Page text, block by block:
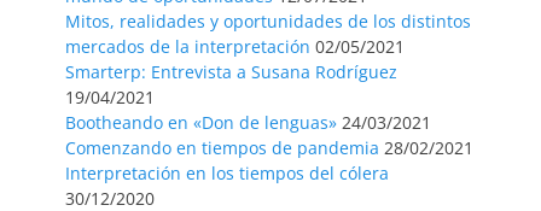
Mitos, realidades y oportunidades de los distintos
mercados de la interpretación 02/05/2021
Smarterp: Entrevista a Susana Rodríguez
19/04/2021
Bootheando en «Don de lenguas» 24/03/2021
Comenzando en tiempos de pandemia 28/02/2021
Interpretación en los tiempos del cólera
30/12/2020